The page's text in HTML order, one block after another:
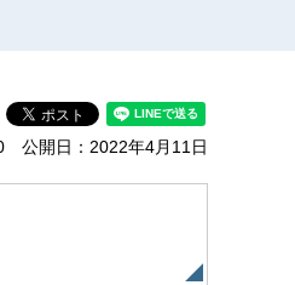
公開日：2022年4月11日